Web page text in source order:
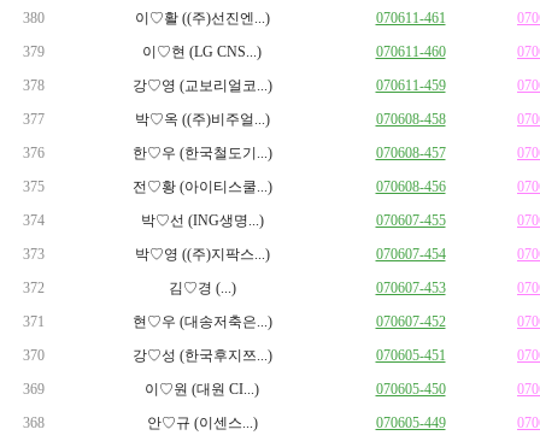
380
이♡활 ((주)선진엔...) 070611-461
379
이♡현 (LG CNS...) 070611-460
378
강♡영 (교보리얼코...) 070611-459
377
박♡옥 ((주)비주얼...) 070608-458
376
한♡우 (한국철도기...) 070608-457
375
전♡황 (아이티스쿨...) 070608-456
374
박♡선 (ING생명...) 070607-455
373
박♡영 ((주)지팍스...) 070607-454
372
김♡경 (...) 070607-453
371
현♡우 (대송저축은...) 070607-452
370
강♡성 (한국후지쯔...) 070605-451
369
이♡원 (대원 CI...) 070605-450
368
안♡규 (이센스...) 070605-449